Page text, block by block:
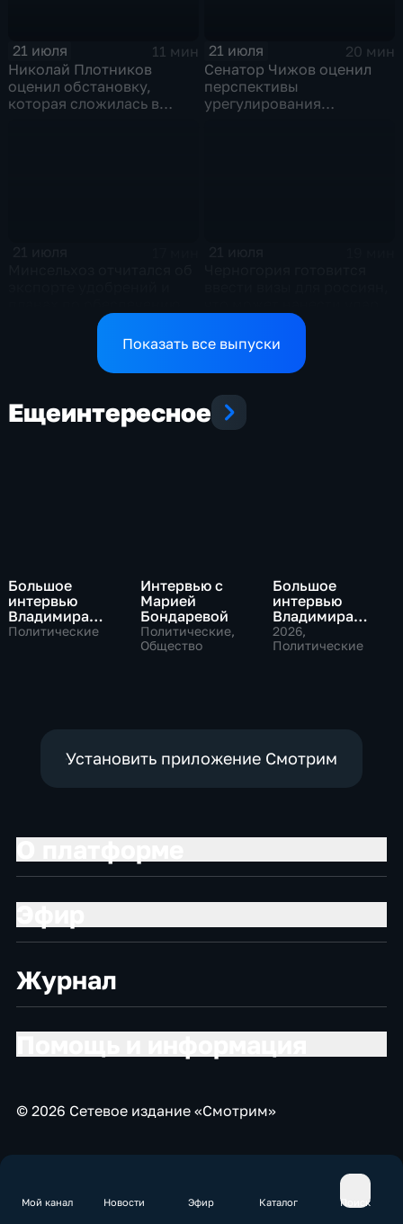
Мой канал Новости Эфир Каталог Поиск
21 июля
11 мин
Николай Плотников
оценил обстановку,
которая сложилась в
21 июля
20 мин
Сенатор Чижов оценил
перспективы
урегулирования
аграриев топливом
по экономике страны
Показать все выпуски
Ещеинтересное
Большое
интервью
Владимира
Путина Сергею
Политические
Интервью с
Марией
Бондаревой
Политические,
Общество
Большое
интервью
Владимира
Соловьева
Роджеру
2026,
Политические
Установить приложение Смотрим
Журнал
© 2026 Сетевое издание «Смотрим»